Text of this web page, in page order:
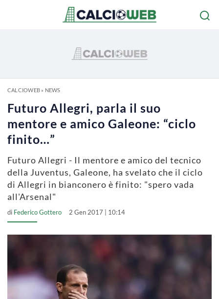
CALCIOWEB» NEWS
Futuro Allegri, parla il suo
mentore e amico Galeone: “ciclo
finito…”
Futuro Allegri - Il mentore e amico del tecnico
della Juventus, Galeone, ha svelato che il ciclo
di Allegri in bianconero è finito: "spero vada
all'Arsenal"
di Federico Gottero 2 Gen 2017 | 10:14